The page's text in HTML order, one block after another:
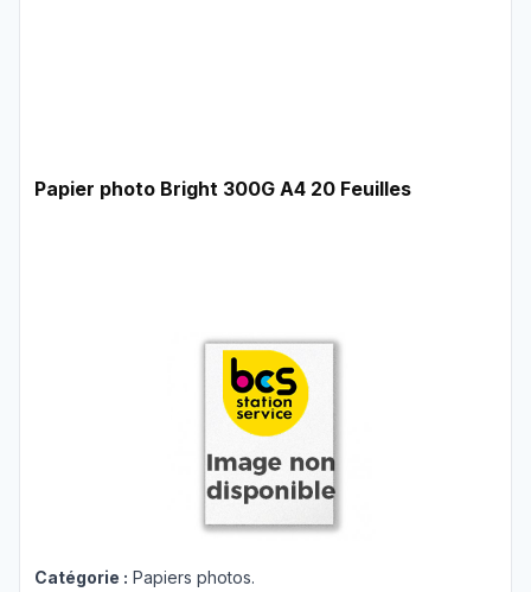
Papier photo Bright 300G A4 20 Feuilles
Catégorie : Papiers photos.